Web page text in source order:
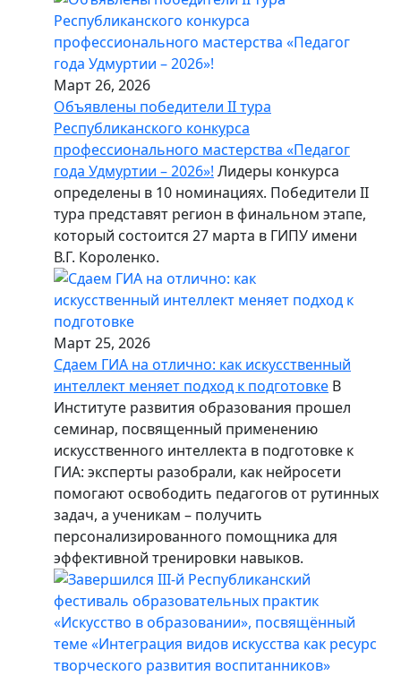
Март 26, 2026
Объявлены победители II тура
Республиканского конкурса
профессионального мастерства «Педагог
года Удмуртии – 2026»! Лидеры конкурса
определены в 10 номинациях. Победители II
тура представят регион в финальном этапе,
который состоится 27 марта в ГИПУ имени
В.Г. Короленко.
Март 25, 2026
Сдаем ГИА на отлично: как искусственный
интеллект меняет подход к подготовке В
Институте развития образования прошел
семинар, посвященный применению
искусственного интеллекта в подготовке к
ГИА: эксперты разобрали, как нейросети
помогают освободить педагогов от рутинных
задач, а ученикам – получить
персонализированного помощника для
эффективной тренировки навыков.